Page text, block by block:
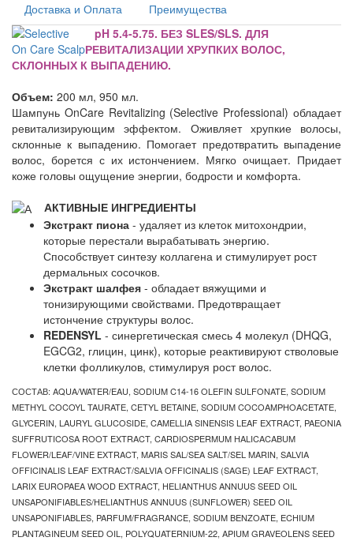
Доставка и Оплата
Преимущества
pH 5.4-5.75. БЕЗ SLES/SLS. ДЛЯ
РЕВИТАЛИЗАЦИИ ХРУПКИХ ВОЛОС,
СКЛОННЫХ К ВЫПАДЕНИЮ.
Объем: 200 мл, 950 мл.
Шампунь OnCare Revitalizing (Selective Professional) обладает
ревитализирующим эффектом. Оживляет хрупкие волосы,
склонные к выпадению. Помогает предотвратить выпадение
волос, борется с их истончением. Мягко очищает. Придает
коже головы ощущение энергии, бодрости и комфорта.
АКТИВНЫЕ ИНГРЕДИЕНТЫ
Экстракт пиона - удаляет из клеток митохондрии,
которые перестали вырабатывать энергию.
Способствует синтезу коллагена и стимулирует рост
дермальных сосочков.
Экстракт шалфея - обладает вяжущими и
тонизирующими свойствами. Предотвращает
истончение структуры волос.
REDENSYL - синергетическая смесь 4 молекул (DHQG,
EGCG2, глицин, цинк), которые реактивируют стволовые
клетки фолликулов, стимулируя рост волос.
СОСТАВ: AQUA/WATER/EAU, SODIUM C14-16 OLEFIN SULFONATE, SODIUM
METHYL COCOYL TAURATE, CETYL BETAINE, SODIUM COCOAMPHOACETATE,
GLYCERIN, LAURYL GLUCOSIDE, CAMELLIA SINENSIS LEAF EXTRACT, PAEONIA
SUFFRUTICOSA ROOT EXTRACT, CARDIOSPERMUM HALICACABUM
FLOWER/LEAF/VINE EXTRACT, MARIS SAL/SEA SALT/SEL MARIN, SALVIA
OFFICINALIS LEAF EXTRACT/SALVIA OFFICINALIS (SAGE) LEAF EXTRACT,
LARIX EUROPAEA WOOD EXTRACT, HELIANTHUS ANNUUS SEED OIL
UNSAPONIFIABLES/HELIANTHUS ANNUUS (SUNFLOWER) SEED OIL
UNSAPONIFIABLES, PARFUM/FRAGRANCE, SODIUM BENZOATE, ECHIUM
PLANTAGINEUM SEED OIL, POLYQUATERNIUM-22, APIUM GRAVEOLENS SEED